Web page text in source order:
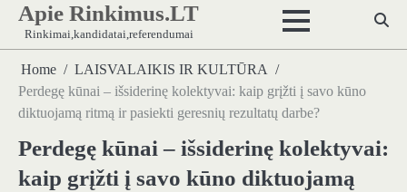
Skip
content
Apie Rinkimus.LT
Rinkimai,kandidatai,referendumai
Home
LAISVALAIKIS IR KULTŪRA
Perdegę kūnai – išsiderinę kolektyvai: kaip grįžti į savo kūno
diktuojamą ritmą ir pasiekti geresnių rezultatų darbe?
Perdegę kūnai – išsiderinę kolektyvai:
kaip grįžti į savo kūno diktuojamą